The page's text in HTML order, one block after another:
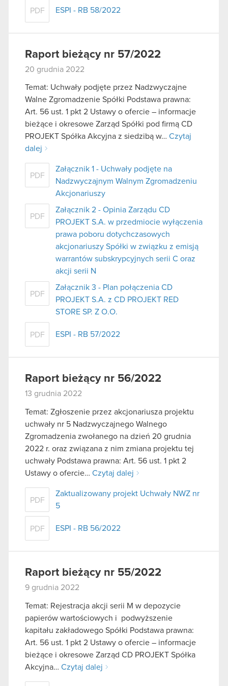
PDF ESPI - RB 58/2022
Raport bieżący nr 57/2022
20 grudnia 2022
Temat: Uchwały podjęte przez Nadzwyczajne
Walne Zgromadzenie Spółki Podstawa prawna:
Art. 56 ust. 1 pkt 2 Ustawy o ofercie – informacje
bieżące i okresowe Zarząd Spółki pod firmą CD
PROJEKT Spółka Akcyjna z siedzibą w… Czytaj
dalej
PDF
Załącznik 1 - Uchwały podjęte na
Nadzwyczajnym Walnym Zgromadzeniu
Akcjonariuszy
PDF
Załącznik 2 - Opinia Zarządu CD
PROJEKT S.A. w przedmiocie wyłączenia
prawa poboru dotychczasowych
akcjonariuszy Spółki w związku z emisją
warrantów subskrypcyjnych serii C oraz
akcji serii N
PDF
Załącznik 3 - Plan połączenia CD
PROJEKT S.A. z CD PROJEKT RED
STORE SP. Z O.O.
PDF ESPI - RB 57/2022
Raport bieżący nr 56/2022
13 grudnia 2022
Temat: Zgłoszenie przez akcjonariusza projektu
uchwały nr 5 Nadzwyczajnego Walnego
Zgromadzenia zwołanego na dzień 20 grudnia
2022 r. oraz związana z nim zmiana projektu tej
uchwały Podstawa prawna: Art. 56 ust. 1 pkt 2
Ustawy o ofercie… Czytaj dalej
PDF
Zaktualizowany projekt Uchwały NWZ nr
5
PDF ESPI - RB 56/2022
Raport bieżący nr 55/2022
9 grudnia 2022
Temat: Rejestracja akcji serii M w depozycie
papierów wartościowych i podwyższenie
kapitału zakładowego Spółki Podstawa prawna:
Art. 56 ust. 1 pkt 2 Ustawy o ofercie – informacje
bieżące i okresowe Zarząd CD PROJEKT Spółka
Akcyjna… Czytaj dalej